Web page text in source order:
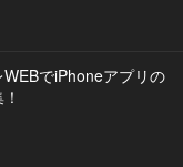
WEBでiPhoneアプリの